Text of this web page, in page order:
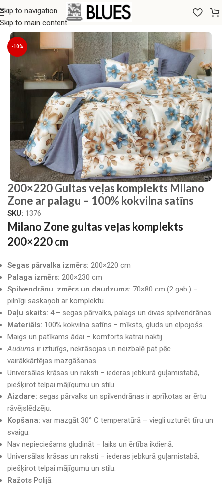
Skip to navigation
Skip to main content
Sākums/Gultas veļa/200x220 GULTAS VEĻAS KOMPLEKTI
-10%
200×220 Gultas veļas komplekts Milano
Zone ar palagu – 100% kokvilna satīns
SKU: 1376
Milano Zone gultas veļas komplekts
200×220 cm
Segas pārvalka izmērs: 200×220 cm
Palaga izmērs: 200×230 cm
Spilvendrānu izmērs un daudzums: 70×80 cm (2 gab.) –
pilnīgi saskaņoti ar komplektu.
Daļu skaits: 4 – segas pārvalks, palags un divas spilvendrānas.
Materiāls: 100% kokvilna satīns – mīksts, gluds un elpojošs.
Maigs un patīkams ādai – komforts katrai naktij.
Audums ir izturīgs, nekrāsojas un neizbalē pat pēc
vairākkārtējas mazgāšanas.
Universālas krāsas un raksti – iederas jebkurā guļamistabā,
piešķirot telpai mājīgumu un stilu
Aizdare: segas pārvalks un spilvendrānas ir aprīkotas ar ērtu
rāvējslēdzēju.
Kopšana: var mazgāt 30° C temperatūrā – viegli uzturēt tīru un
svaigu.
Nav nepieciešams gludināt – laiks un ērtība ikdienā.
Universālas krāsas un raksti – iederas jebkurā guļamistabā,
piešķirot telpai mājīgumu un stilu.
Ražots Polijā.